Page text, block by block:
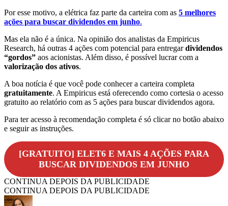
Por esse motivo, a elétrica faz parte da carteira com as 5 melhores
ações para buscar dividendos em junho.
Mas ela não é a única. Na opinião dos analistas da Empiricus
Research, há outras 4 ações com potencial para entregardividendos
“gordos” aos acionistas. Além disso, é possível lucrar com a
valorização dos ativos.
A boa notícia é que você pode conhecer a carteira completa
gratuitamente. A Empiricus está oferecendo como cortesia o acesso
gratuito ao relatório com as 5 ações para buscar dividendos agora.
Para ter acesso à recomendação completa é só clicar no botão abaixo
e seguir as instruções.
[GRATUITO] ELET6 E MAIS 4 AÇÕES PARA
BUSCAR DIVIDENDOS EM JUNHO
CONTINUA DEPOIS DA PUBLICIDADE
CONTINUA DEPOIS DA PUBLICIDADE